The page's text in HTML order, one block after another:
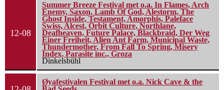
12-08
Summer Breeze Festival met o.a. In Flames, Arch
Enemy, Saxon, Lamb Of God, Alestorm, The
Ghost Inside, Testament, Amorphis, Paleface
Swiss, Alcest, Orbit Culture, Northlane,
Deafheaven, Future Palace, Blackbraid, Der Weg
Einer Freiheit, Alien Ant Farm, Municipal Waste,
Thundermother, From Fall To Spring, Misery
Index, Parasite inc., Groza
Dinkelsbühl
Øyafestivalen Festival met o.a. Nick Cave & the